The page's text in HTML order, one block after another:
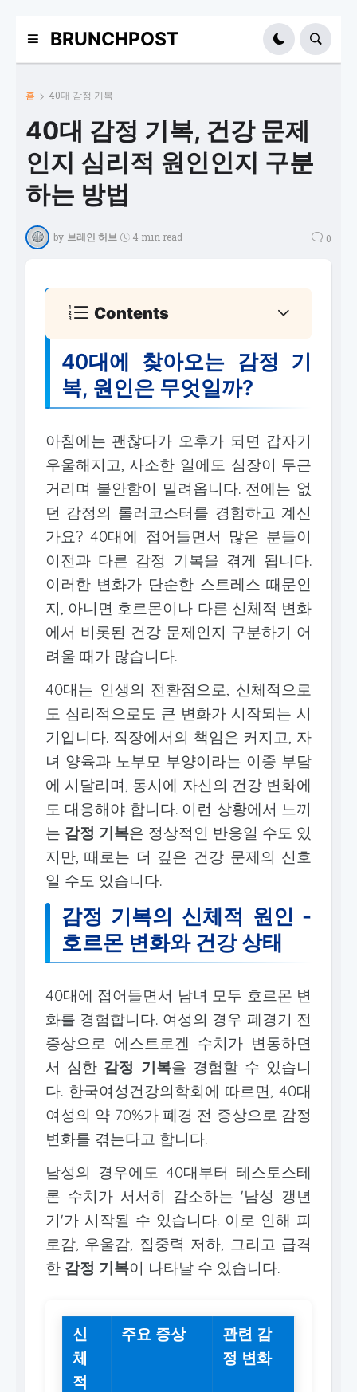
BRUNCHPOST
홈 40대 감정 기복
40대 감정 기복, 건강 문제
인지 심리적 원인인지 구분
하는 방법
by 브레인 허브 4 min read 0
Contents
40대에 찾아오는 감정 기
복, 원인은 무엇일까?
아침에는 괜찮다가 오후가 되면 갑자기
우울해지고, 사소한 일에도 심장이 두근
거리며 불안함이 밀려옵니다. 전에는 없
던 감정의 롤러코스터를 경험하고 계신
가요? 40대에 접어들면서 많은 분들이
이전과 다른 감정 기복을 겪게 됩니다.
이러한 변화가 단순한 스트레스 때문인
지, 아니면 호르몬이나 다른 신체적 변화
에서 비롯된 건강 문제인지 구분하기 어
려울 때가 많습니다.
40대는 인생의 전환점으로, 신체적으로
도 심리적으로도 큰 변화가 시작되는 시
기입니다. 직장에서의 책임은 커지고, 자
녀 양육과 노부모 부양이라는 이중 부담
에 시달리며, 동시에 자신의 건강 변화에
도 대응해야 합니다. 이런 상황에서 느끼
는 감정 기복은 정상적인 반응일 수도 있
지만, 때로는 더 깊은 건강 문제의 신호
일 수도 있습니다.
감정 기복의 신체적 원인 -
호르몬 변화와 건강 상태
40대에 접어들면서 남녀 모두 호르몬 변
화를 경험합니다. 여성의 경우 폐경기 전
증상으로 에스트로겐 수치가 변동하면
서 심한 감정 기복을 경험할 수 있습니
다. 한국여성건강의학회에 따르면, 40대
여성의 약 70%가 폐경 전 증상으로 감정
변화를 겪는다고 합니다.
남성의 경우에도 40대부터 테스토스테
론 수치가 서서히 감소하는 '남성 갱년
기'가 시작될 수 있습니다. 이로 인해 피
로감, 우울감, 집중력 저하, 그리고 급격
한 감정 기복이 나타날 수 있습니다.
신
체
적
주요 증상
관련 감
정 변화